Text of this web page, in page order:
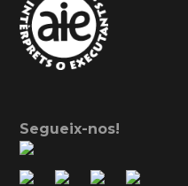
Segueix-nos!